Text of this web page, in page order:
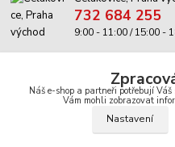
732 684 255
9:00 - 11:00 / 15:00 -
Náš e-shop a partneři potřebují Váš
Vám mohli zobrazovat
Nastavení